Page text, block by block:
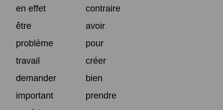
en effet
contraire
être
avoir
problème
pour
travail
créer
demander
bien
important
prendre